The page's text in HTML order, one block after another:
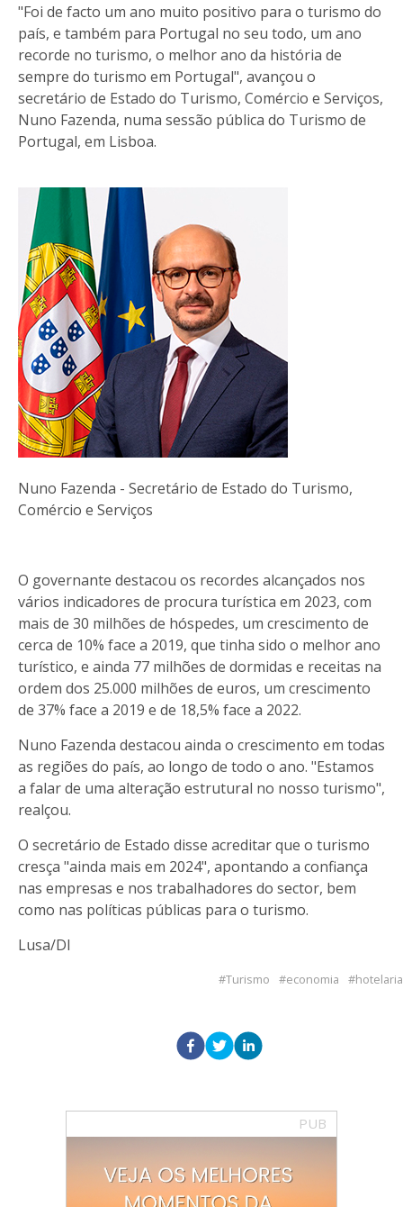
"Foi de facto um ano muito positivo para o turismo do
país, e também para Portugal no seu todo, um ano
recorde no turismo, o melhor ano da história de
sempre do turismo em Portugal", avançou o
secretário de Estado do Turismo, Comércio e Serviços,
Nuno Fazenda, numa sessão pública do Turismo de
Portugal, em Lisboa.
Nuno Fazenda - Secretário de Estado do Turismo,
Comércio e Serviços
O governante destacou os recordes alcançados nos
vários indicadores de procura turística em 2023, com
mais de 30 milhões de hóspedes, um crescimento de
cerca de 10% face a 2019, que tinha sido o melhor ano
turístico, e ainda 77 milhões de dormidas e receitas na
ordem dos 25.000 milhões de euros, um crescimento
de 37% face a 2019 e de 18,5% face a 2022.
Nuno Fazenda destacou ainda o crescimento em todas
as regiões do país, ao longo de todo o ano. "Estamos
a falar de uma alteração estrutural no nosso turismo",
realçou.
O secretário de Estado disse acreditar que o turismo
cresça "ainda mais em 2024", apontando a confiança
nas empresas e nos trabalhadores do sector, bem
como nas políticas públicas para o turismo.
Lusa/DI
Turismo economia hotelaria
PUB